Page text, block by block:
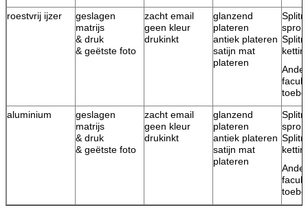
roestvrij ijzer
geslagen
matrijs
& druk
& geëtste foto
zacht email
geen kleur
drukinkt
glanzend
plateren
antiek plateren
satijn mat
plateren
aluminium
geslagen
matrijs
& druk
& geëtste foto
zacht email
geen kleur
drukinkt
glanzend
plateren
antiek plateren
satijn mat
plateren